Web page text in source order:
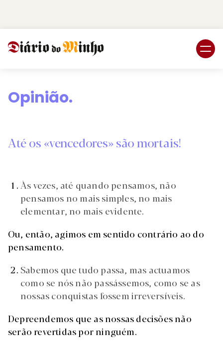
Opinião.
Até os «vencedores» são mortais!
Às vezes, até quando pensamos, não
pensamos no mais simples, no mais
elementar, no mais evidente.
Ou, então, agimos em sentido contrário ao do
pensamento.
Sabemos que tudo passa, mas actuamos
como se nós não passássemos, como se as
nossas conquistas fossem irreversíveis.
Depreendemos que as nossas decisões não
serão revertidas por ninguém.